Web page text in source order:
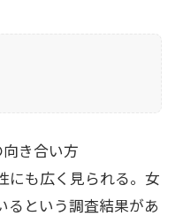
き合い方
にも広く見られる。女
るという調査結果があ